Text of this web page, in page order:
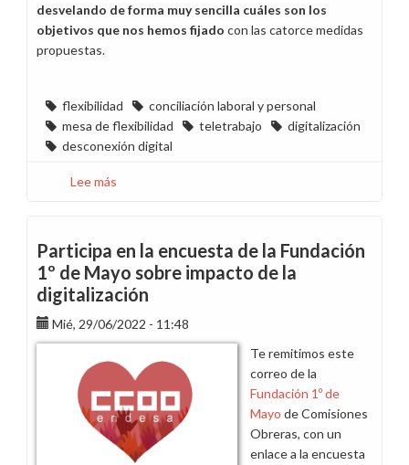
desvelando de forma muy sencilla cuáles son los
objetivos que nos hemos fijado con las catorce medidas
propuestas.
flexibilidad
conciliación laboral y personal
mesa de flexibilidad
teletrabajo
digitalización
desconexión digital
Lee más
flexibilidad
en
teletrabajo
(1):
objetivos
de
nuestras
cinco
primeras
propuestas
Participa en la encuesta de la Fundación
1º de Mayo sobre impacto de la
digitalización
Mié, 29/06/2022 - 11:48
Te remitimos este
correo de la
Fundación 1º de
Mayo de Comisiones
Obreras, con un
enlace a la encuesta